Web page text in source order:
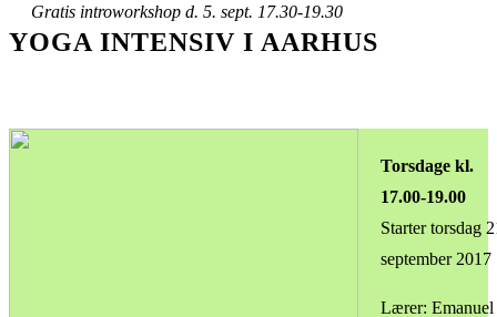
Gratis introworkshop d. 5. sept. 17.30-19.30
YOGA INTENSIV I AARHUS
Torsdage kl.
17.00-19.00
Starter torsdag
september 2017
Lærer: Emanuel